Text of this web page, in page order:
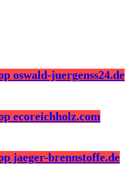
oswald-juergenss24.de
ecoreichholz.com
jaeger-brennstoffe.de